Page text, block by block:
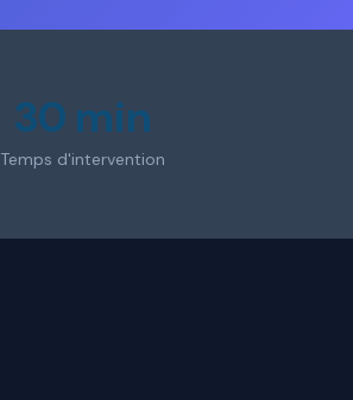
30 min
Temps d'intervention